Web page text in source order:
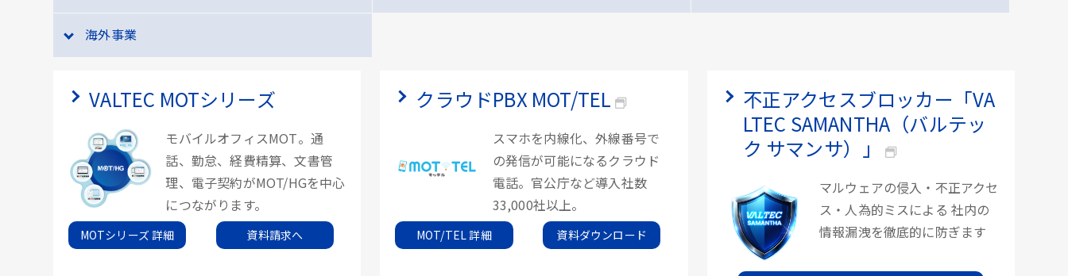
海外事業
VALTEC MOTシリーズ
モバイルオフィスMOT。通
話、勤怠、経費精算、文書管
理、電子契約がMOT/HGを中心
につながります。
MOTシリーズ 詳細 資料請求へ
クラウドPBX MOT/TEL
スマホを内線化、外線番号で
の発信が可能になるクラウド
電話。官公庁など導入社数
33,000社以上。
MOT/TEL 詳細 資料ダウンロード
不正アクセスブロッカー「VA
LTEC SAMANTHA（バルテッ
ク サマンサ）」
マルウェアの侵入・不正アクセ
ス・人為的ミスによる 社内の
情報漏洩を徹底的に防ぎます